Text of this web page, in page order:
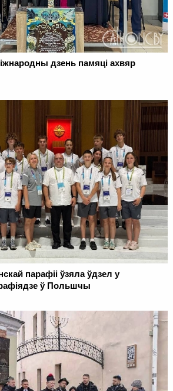
дзень памяці ахвяр
парафіі ўзяла ўдзел у
ў Польшчы